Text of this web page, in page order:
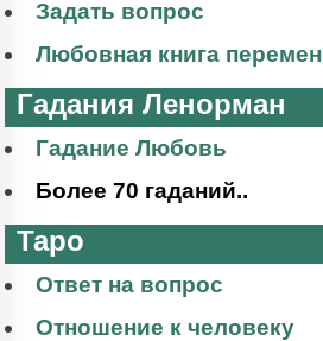
Задать вопрос
Любовная книга перемен
Гадания Ленорман
Гадание Любовь
Более 70 гаданий..
Таро
Ответ на вопрос
Отношение к человеку